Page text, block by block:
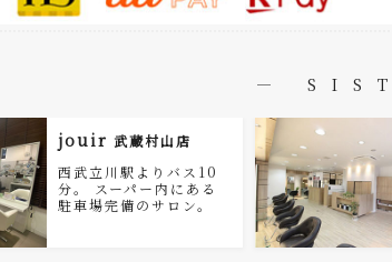
―
jouir 武蔵村山店
西武立川駅よりバス10
分。 スーパー内にある
駐車場完備のサロン。